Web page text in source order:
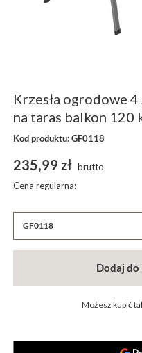
Krzesła ogrodowe
na taras balkon 120
Kod produktu: GF0118
GF0118
235,99 zł brutto
Cena regularna:
Dodaj do
Możesz kupić